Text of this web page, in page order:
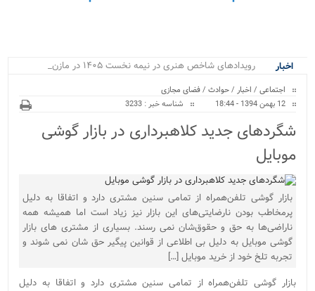
اخبار
رویدادهای شاخص هنری در نیمه نخست ۱۴۰۵ در مازندران برگزار _
اجتماعی / اخبار /حوادث /فضای مجازی
12 بهمن 1394 - 18:44
شناسه خبر : 3233
شگردهای جدید کلاهبرداری‌ در بازار گوشی
موبایل
بازار گوشی تلفن‌همراه از تمامی سنین مشتری دارد و اتفاقا به دلیل
پرمخاطب بودن نارضایتی‌های این بازار نیز زیاد است اما همیشه همه
ناراضی‌ها به حق و حقوق‌شان نمی رسند. بسیاری از مشتری‌ های بازار
گوشی موبایل به دلیل بی اطلاعی از قوانین پیگیر حق شان نمی شوند و
تجربه تلخ خود از خرید موبایل […]
بازار گوشی تلفن‌همراه از تمامی سنین مشتری دارد و اتفاقا به دلیل